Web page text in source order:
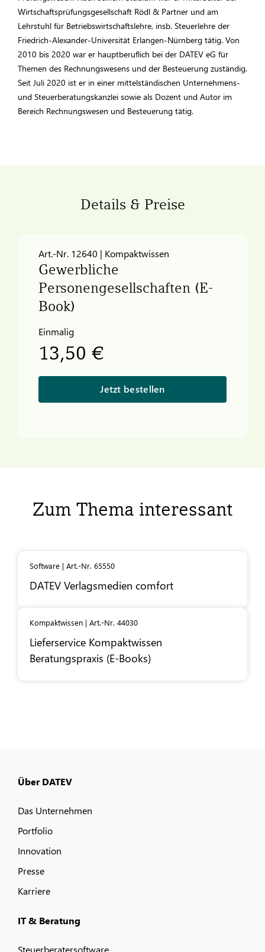
Wirtschaftsprüfungsgesellschaft Rödl & Partner und am
Lehrstuhl für Betriebswirtschaftslehre, insb. Steuerlehre der
Friedrich-Alexander-Universität Erlangen-Nürnberg tätig. Von
2010 bis 2020 war er hauptberuflich bei der DATEV eG für
Themen des Rechnungswesens und der Besteuerung zuständig.
Seit Juli 2020 ist er in einer mittelständischen Unternehmens-
und Steuerberatungskanzlei sowie als Dozent und Autor im
Bereich Rechnungswesen und Besteuerung tätig.
Details & Preise
Art.-Nr. 12640 | Kompaktwissen
Gewerbliche
Personengesellschaften (E-
Book)
Einmalig
13,50 €
Jetzt bestellen
Zum Thema interessant
Software | Art.-Nr. 65550
DATEV Verlagsmedien comfort
Kompaktwissen | Art.-Nr. 44030
Lieferservice Kompaktwissen
Beratungspraxis (E-Books)
Über DATEV
Das Unternehmen
Portfolio
Innovation
Presse
Karriere
IT & Beratung